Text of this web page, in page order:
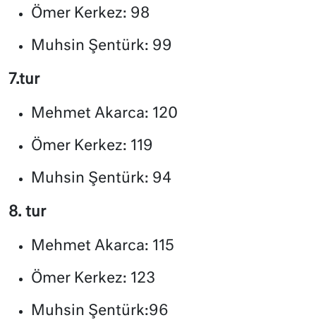
Ömer Kerkez: 98
Muhsin Şentürk: 99
7.tur
Mehmet Akarca: 120
Ömer Kerkez: 119
Muhsin Şentürk: 94
8. tur
Mehmet Akarca: 115
Ömer Kerkez: 123
Muhsin Şentürk:96